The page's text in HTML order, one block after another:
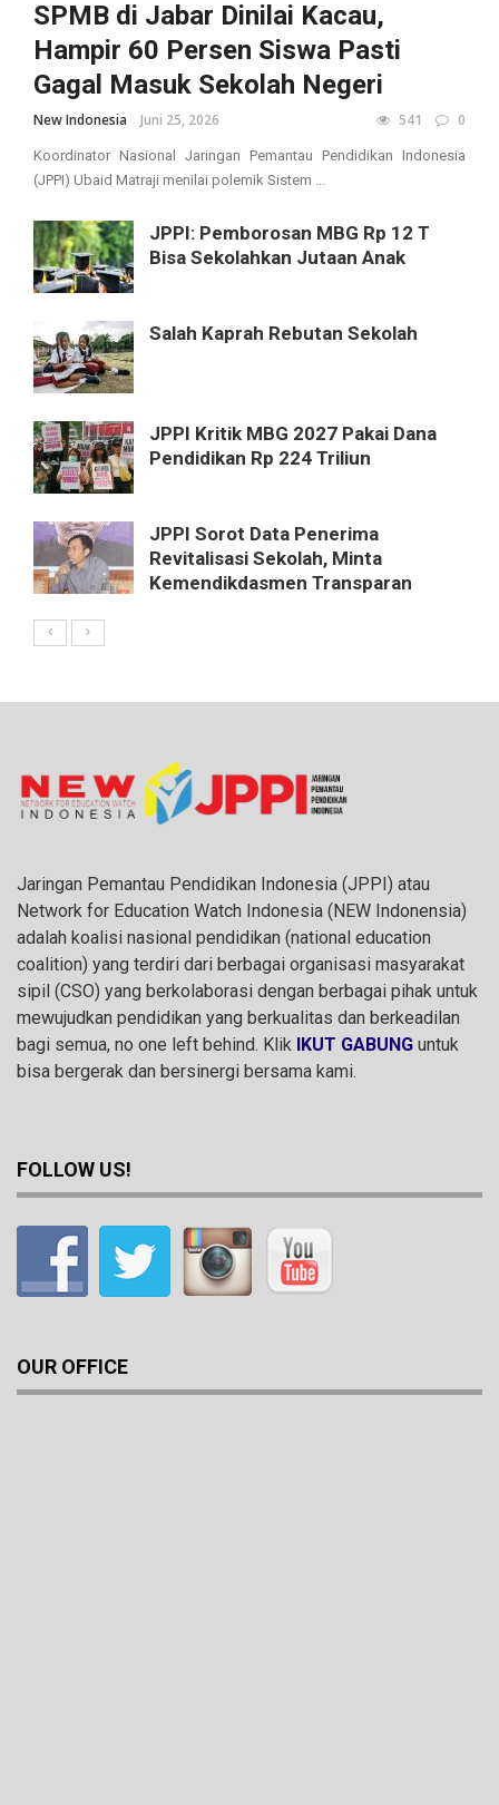
SPMB di Jabar Dinilai Kacau,
Hampir 60 Persen Siswa Pasti
Gagal Masuk Sekolah Negeri
New Indonesia Juni 25, 2026 541 0
Koordinator Nasional Jaringan Pemantau Pendidikan Indonesia
(JPPI) Ubaid Matraji menilai polemik Sistem ...
JPPI: Pemborosan MBG Rp 12 T
Bisa Sekolahkan Jutaan Anak
Salah Kaprah Rebutan Sekolah
JPPI Kritik MBG 2027 Pakai Dana
Pendidikan Rp 224 Triliun
JPPI Sorot Data Penerima
Revitalisasi Sekolah, Minta
Kemendikdasmen Transparan
Jaringan Pemantau Pendidikan Indonesia (JPPI) atau
Network for Education Watch Indonesia (NEW Indonensia)
adalah koalisi nasional pendidikan (national education
coalition) yang terdiri dari berbagai organisasi masyarakat
sipil (CSO) yang berkolaborasi dengan berbagai pihak untuk
mewujudkan pendidikan yang berkualitas dan berkeadilan
bagi semua, no one left behind. Klik IKUT GABUNG untuk
bisa bergerak dan bersinergi bersama kami.
FOLLOW US!
OUR OFFICE